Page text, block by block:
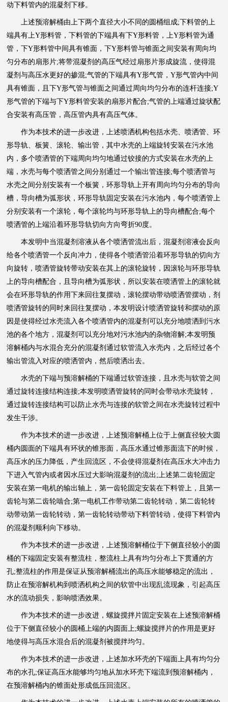
动下料管内的混凝剂下移。
上述预溶解桶由上下两个直径大小不同的圆桶组成;下料管的上
端具有上Y形料管，下料管的下端具有下Y形料管，上Y形料管为通
管，下Y形料管中间具有锥面，下Y形料管与锥面之间安装有周向均
匀分布的扇形片;将带混凝剂的高压气经过扇形片形成旋流，使得混
凝剂与高压水更好的掺混;气管的下端具有Y形气管，Y形气管内中间
具有锥面，且下Y形气管与锥面之间通过周向均匀分布的连杆连接;Y
形气管的下端与下Y形料管安装的扇形片配合;气管的上端通过旋状配
合安装有高压管，高压管内具有高压气体。
作为本技术的进一步改进，上述喷洒机构包括水壳、喷洒管、环
形导轨、板簧、滚轮、输出管，其中水壳的上端旋转安装在污水池
内，多个喷洒管的下端周向均匀地通过铰接的方式安装在水壳的上
端，水壳与每个喷洒管之间分别通过一个输出管连接;每个喷洒管与
水壳之间分别安装有一个板簧，环形导轨上开有周向均匀分布的导向
槽，导向槽为弧形状，环形导轨固定安装在污水池内，每个喷洒管上
分别安装有一个滚轮，每个滚轮均与环形导轨上的导向槽配合;每个
喷洒管的上端沿着环形导轨切向方向弯折90度。
本发明中当混凝剂溶液从各个喷洒管流出后，混凝剂溶液会反向
给各个喷洒管一个反向冲力，使得各个喷洒管沿着环形导轨的切向方
向旋转，喷洒管旋转带动安装在其上的滚轮旋转，因滚轮与环形导轨
上的导向槽配合，且导向槽为弧形状，所以安装在喷洒管上的滚轮就
会在环形导轨的作用下来回往复摆动，滚轮摆动带动喷洒管摆动，剂
喷洒管旋转的同时来回往复摆动，本发明设计喷洒管旋转和摆动的原
因是使得经过水壳流入各个喷洒管内的混凝剂可以充分地喷洒到污水
池的各个地方，混凝剂可以充分地对污水池内的杂物溶解;本发明预
溶解桶内与水混合充分的混凝剂通过软管流入水壳内，之后经过各个
输出管流入对应的喷洒管内，然后喷洒出去。
水壳的下端与预溶解桶的下端通过软管连接，且水壳与软管之间
通过旋转连接结构连接;本发明喷洒管旋转的同时会带动水壳旋转，
通过旋转连接结构可以防止水壳与连接的软管之间在水壳旋转过程中
发生干涉。
作为本技术的进一步改进，上述预溶解桶上位于上侧直径较大圆
桶内圆面的下端具有环状的锥形面，高压水通过锥形面流下的时候，
高压水的压力降低，产生回流区，不会使得混凝剂在高压水大冲击力
下进入气管内或者因水压过大影响混凝剂的流出;上述第二齿轮固定
安装在第一电机的输出轴上，第一齿轮固定安装在下料管上，且第一
齿轮与第二齿轮啮合;第一电机工作带动第二齿轮转动，第二齿轮转
动带动第一齿轮转动，第一齿轮转动带动下料管转动，使得下料管内
的混凝剂顺利向下移动。
作为本技术的进一步改进，上述预溶解桶位于下侧直径较小的圆
桶的下端固定安装有整流柱，整流柱上具有均匀分布上下贯通的方
孔;整流柱的作用是保证从预溶解桶流出的高压水能够稳定的流出，
防止在预溶解机构到喷洒机构之间的软管中出现乱流现象，引起高压
水的流动损失，影响喷洒效果。
作为本技术的进一步改进，螺旋搅拌片固定安装在上述预溶解桶
位于下侧直径较小的圆桶上端的内圆面上;螺旋搅拌片的作用是更好
地使得与高压水混合后的混凝剂被搅拌均匀。
作为本技术的进一步改进，上述加水环壳的下端面上具有均匀分
布的水孔;保证高压水能够均匀地从加水环壳下端流到预溶解桶内，
在预溶解桶内的锥面处形成低压回流区。